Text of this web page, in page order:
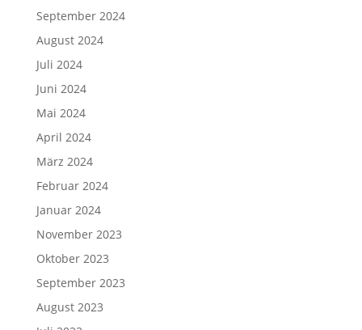
September 2024
August 2024
Juli 2024
Juni 2024
Mai 2024
April 2024
März 2024
Februar 2024
Januar 2024
November 2023
Oktober 2023
September 2023
August 2023